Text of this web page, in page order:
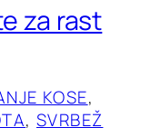
za rast
KOSE
, SVRBEŽ